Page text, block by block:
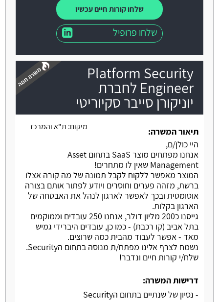
שלחו קורות חיים עכשיו
שלחו פרופיל
Platform Security
Engineer לחברת
יוניקורן סייבר סקיוריטי
משרה חמה
מיקום: ת"א והמרכז
תיאור המשרה:
היי כולן/ם,
אנחנו מפתחים מוצר SaaS בתחום Asset
Management שאין לו מתחרים!
המוצר מאפשר ללקוח לקבל תמונה של מה קורה אצלו
ברשת, מזהה פערים וחוסרים ויודע לפתור אותם בצורה
אוטומטית ובכך לאפשר לארגון לנהל את האבטחה של
הארגון בקלות.
גייסנו כ200 מליון דולר, אנחנו 250 עובדים וממוקמים
בתל אביב (קו רכבת) - כמו כן, עובדים היברידי גמיש
מאד - אפשר לעבוד מהבית כמה שרוצים.
נשמח לצרף אלינו מפתח/ת מנוסה בתחום הSecurity.
שלח/י קורות חיים ונדבר!
דרישות המשרה:
- נסיון של שנתיים בתחום הSecurity